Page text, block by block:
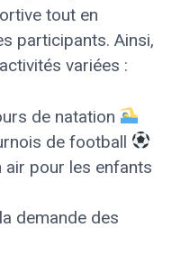
tout en
participants. Ainsi,
variées :
de natation
de football
air pour les enfants
demande des